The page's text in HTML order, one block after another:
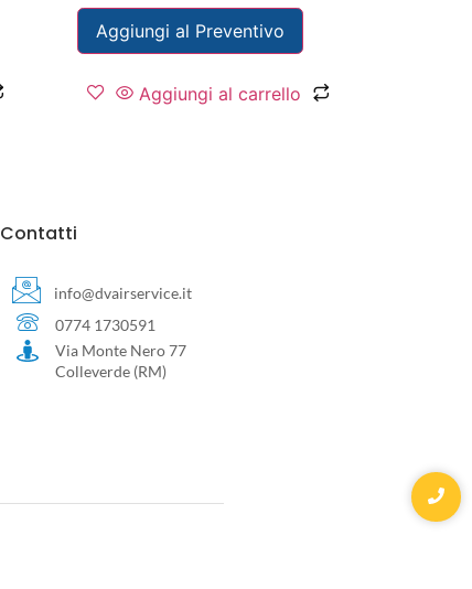
Aggiungi al Preventivo
Aggiungi al carrello
Contatti
info@dvairservice.it
0774 1730591
Via Monte Nero 77
Colleverde (RM)